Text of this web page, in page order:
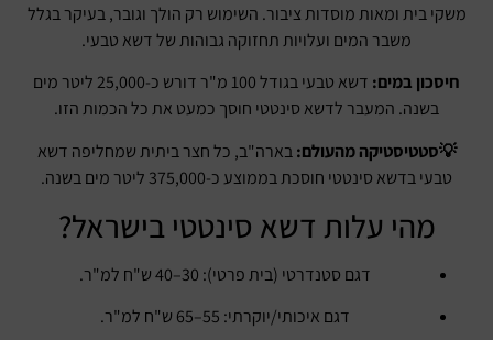
משקי בית ומאות מוסדות ציבור. השימוש רק הולך וגובר, בעיקר בגלל
משבר המים ועלויות תחזוקה גבוהות של דשא טבעי.
חיסכון במים:
דשא טבעי בגודל 100 מ"ר דורש כ-25,000 ליטר מים
בשנה. המעבר לדשא סינטטי חוסך כמעט את כל הכמות הזו.
💡סטטיסטיקה מהעולם:בארה"ב, כל חצר ביתית שמחליפה דשא
טבעי בדשא סינטטי חוסכת בממוצע כ-375,000 ליטר מים בשנה.
מהי עלות דשא סינטטי בישראל?
דגם סטנדרטי (בית פרטי): 30–40 ש"ח למ"ר.
דגם איכותי/יוקרתי: 55–65 ש"ח למ"ר.